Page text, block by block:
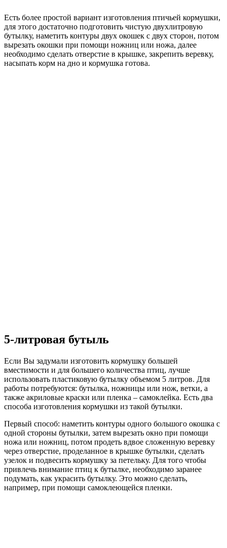
Есть более простой вариант изготовления птичьей кормушки,
для этого достаточно подготовить чистую двухлитровую
бутылку, наметить контуры двух окошек с двух сторон, потом
вырезать окошки при помощи ножниц или ножа, далее
необходимо сделать отверстие в крышке, закрепить веревку,
насыпать корм на дно и кормушка готова.
5-литровая бутыль
Если Вы задумали изготовить кормушку большей
вместимости и для большего количества птиц, лучше
использовать пластиковую бутылку объемом 5 литров. Для
работы потребуются: бутылка, ножницы или нож, ветки, а
также акриловые краски или пленка – самоклейка. Есть два
способа изготовления кормушки из такой бутылки.
Первый способ: наметить контуры одного большого окошка с
одной стороны бутылки, затем вырезать окно при помощи
ножа или ножниц, потом продеть вдвое сложенную веревку
через отверстие, проделанное в крышке бутылки, сделать
узелок и подвесить кормушку за петельку. Для того чтобы
привлечь внимание птиц к бутылке, необходимо заранее
подумать, как украсить бутылку. Это можно сделать,
например, при помощи самоклеющейся пленки.